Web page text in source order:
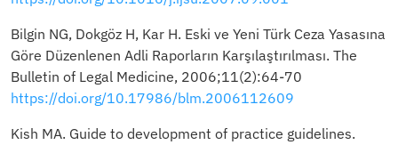
Bilgin NG, Dokgöz H, Kar H. Eski ve Yeni Türk Ceza Yasasına
Göre Düzenlenen Adli Raporların Karşılaştırılması. The
Bulletin of Legal Medicine, 2006;11(2):64-70
https://doi.org/10.17986/blm.2006112609
Kish MA. Guide to development of practice guidelines.